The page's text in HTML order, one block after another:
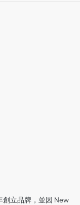
創立品牌，並因 New